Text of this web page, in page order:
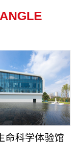
命科学体验馆